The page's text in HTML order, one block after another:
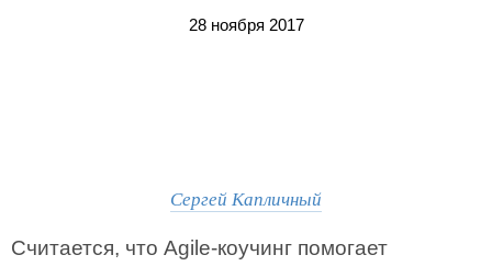
28 ноября 2017
Сергей Капличный
Считается, что Agile-коучинг помогает